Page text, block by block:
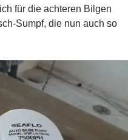
für die achteren Bilgen
Sumpf, die nun auch so